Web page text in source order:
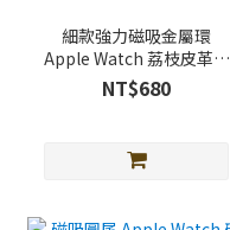
細款強力磁吸金屬環
Apple Watch 荔枝皮革錶
帶
NT$680